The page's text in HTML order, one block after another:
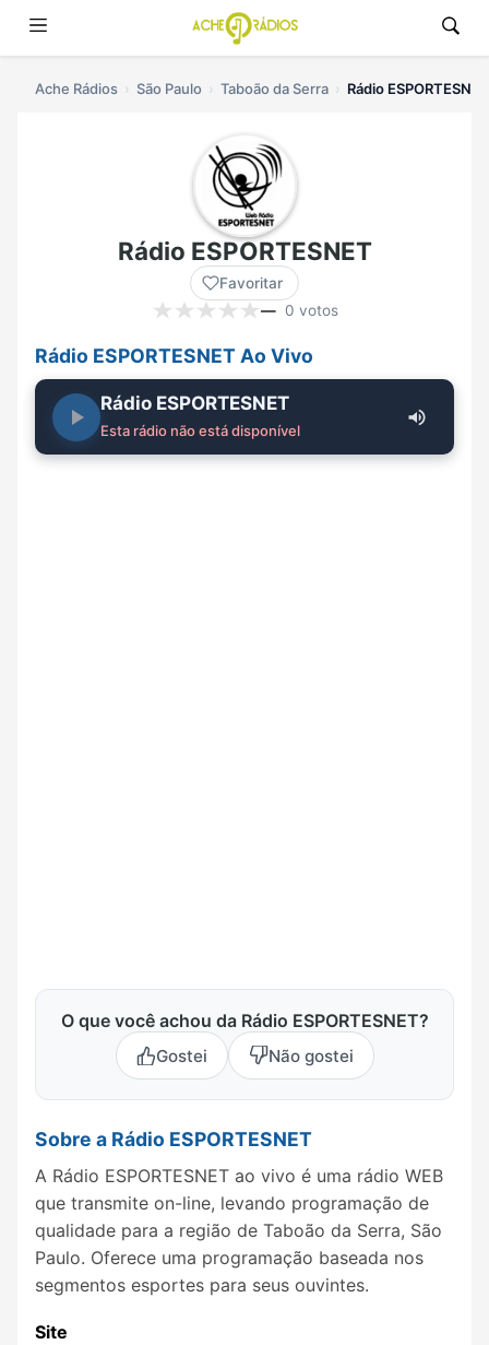
Ache Rádios São Paulo Taboão da Serra Rádio
Rádio ESPORTESNET
Favoritar
— 0 votos
Rádio ESPORTESNET Ao Vivo
Rádio ESPORTESNET
Esta rádio não está disponível
O que você achou da Rádio ESPORTESNET?
Gostei Não gostei
Sobre a Rádio ESPORTESNET
A Rádio ESPORTESNET ao vivo é uma rádio WEB
que transmite on-line, levando programação de
qualidade para a região de Taboão da Serra, São
Paulo. Oferece uma programação baseada nos
segmentos esportes para seus ouvintes.
Site